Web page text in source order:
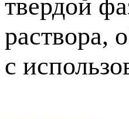
твердой
раствора,
с